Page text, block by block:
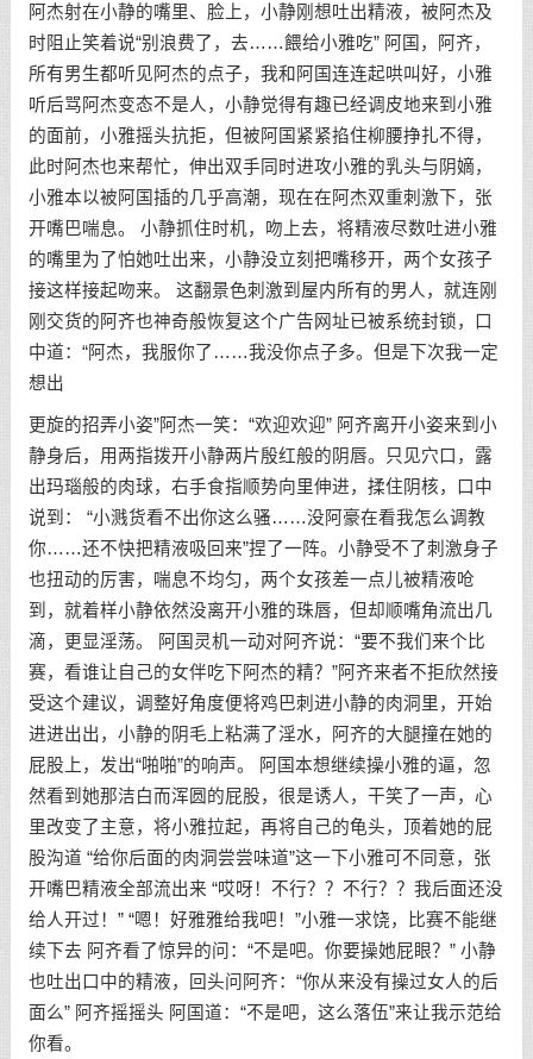
阿杰射在小静的嘴里、脸上，小静刚想吐出精液，被阿杰及
时阻止笑着说“别浪费了，去……餵给小雅吃” 阿国，阿齐，
所有男生都听见阿杰的点子，我和阿国连连起哄叫好，小雅
听后骂阿杰变态不是人，小静觉得有趣已经调皮地来到小雅
的面前，小雅摇头抗拒，但被阿国紧紧掐住柳腰挣扎不得，
此时阿杰也来帮忙，伸出双手同时进攻小雅的乳头与阴嫡，
小雅本以被阿国插的几乎高潮，现在在阿杰双重刺激下，张
开嘴巴喘息。 小静抓住时机，吻上去，将精液尽数吐进小雅
的嘴里为了怕她吐出来，小静没立刻把嘴移开，两个女孩子
接这样接起吻来。 这翻景色刺激到屋内所有的男人，就连刚
刚交货的阿齐也神奇般恢复这个广告网址已被系统封锁，口
中道：“阿杰，我服你了……我没你点子多。但是下次我一定
想出
更旋的招弄小姿”阿杰一笑：“欢迎欢迎” 阿齐离开小姿来到小
静身后，用两指拨开小静两片殷红般的阴唇。只见穴口，露
出玛瑙般的肉球，右手食指顺势向里伸进，揉住阴核，口中
说到： “小溅货看不出你这么骚……没阿豪在看我怎么调教
你……还不快把精液吸回来”捏了一阵。小静受不了刺激身子
也扭动的厉害，喘息不均匀，两个女孩差一点儿被精液呛
到，就着样小静依然没离开小雅的珠唇，但却顺嘴角流出几
滴，更显淫荡。 阿国灵机一动对阿齐说：“要不我们来个比
赛，看谁让自己的女伴吃下阿杰的精？”阿齐来者不拒欣然接
受这个建议，调整好角度便将鸡巴刺进小静的肉洞里，开始
进进出出，小静的阴毛上粘满了淫水，阿齐的大腿撞在她的
屁股上，发出“啪啪”的响声。 阿国本想继续操小雅的逼，忽
然看到她那洁白而浑圆的屁股，很是诱人，干笑了一声，心
里改变了主意，将小雅拉起，再将自己的龟头，顶着她的屁
股沟道 “给你后面的肉洞尝尝味道”这一下小雅可不同意，张
开嘴巴精液全部流出来 “哎呀！不行？？不行？？我后面还没
给人开过！” “嗯！好雅雅给我吧！”小雅一求饶，比赛不能继
续下去 阿齐看了惊异的问：“不是吧。你要操她屁眼？” 小静
也吐出口中的精液，回头问阿齐：“你从来没有操过女人的后
面么” 阿齐摇摇头 阿国道：“不是吧，这么落伍”来让我示范给
你看。